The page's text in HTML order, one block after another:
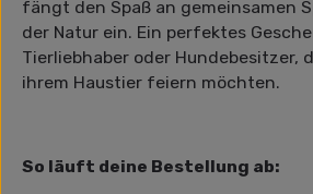
fängt den Spaß an gemeinsamen
der Natur ein. Ein perfektes
Tierliebhaber oder Hundebesitzer,
ihrem Haustier feiern möchten.
So läuft deine Bestellung ab: